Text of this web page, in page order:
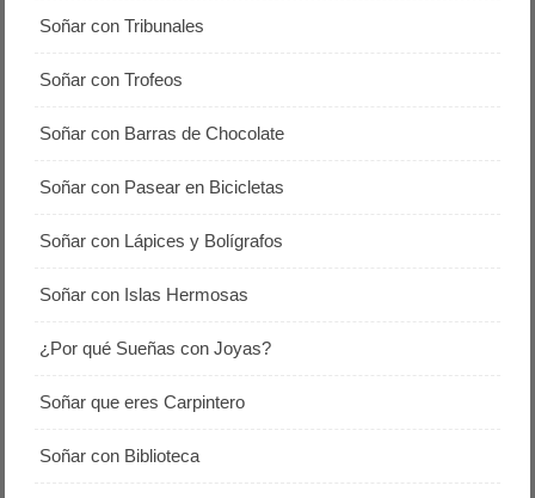
Soñar con Tribunales
Soñar con Trofeos
Soñar con Barras de Chocolate
Soñar con Pasear en Bicicletas
Soñar con Lápices y Bolígrafos
Soñar con Islas Hermosas
¿Por qué Sueñas con Joyas?
Soñar que eres Carpintero
Soñar con Biblioteca